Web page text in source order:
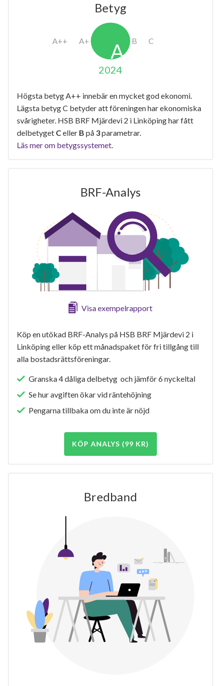
Betyg
2024
Högsta betyg A++ innebär en mycket god ekonomi.
Lägsta betyg C betyder att föreningen har ekonomiska
svårigheter. HSB BRF Mjärdevi 2 i Linköping har fått
delbetyget Celler B på 3parametrar.
Läs mer om betygssystemet.
BRF-Analys
Visa exempelrapport
Köp en utökad BRF-Analys på HSB BRF Mjärdevi 2 i
Linköping eller köp ett månadspaket för fri tillgång till
alla bostadsrättsföreningar.
Granska 4 dåliga delbetyg och jämför 6 nyckeltal
Se hur avgiften ökar vid räntehöjning
Pengarna tillbaka om du inte är nöjd
KÖP ANALYS (99 KR)
Bredband